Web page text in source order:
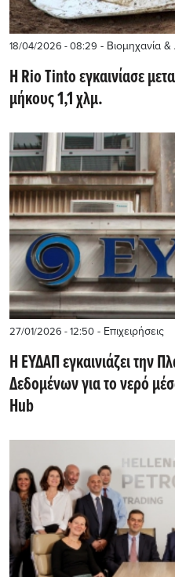
18/04/2026 - 08:29 - Βιομηχανία
Η Rio Tinto εγκαινίασε
μήκους 1,1 χλμ.
27/01/2026 - 12:50 - Επιχειρήσεις
Η ΕΥΔΑΠ εγκαινιάζει την
Δεδομένων για το νερό
Hub